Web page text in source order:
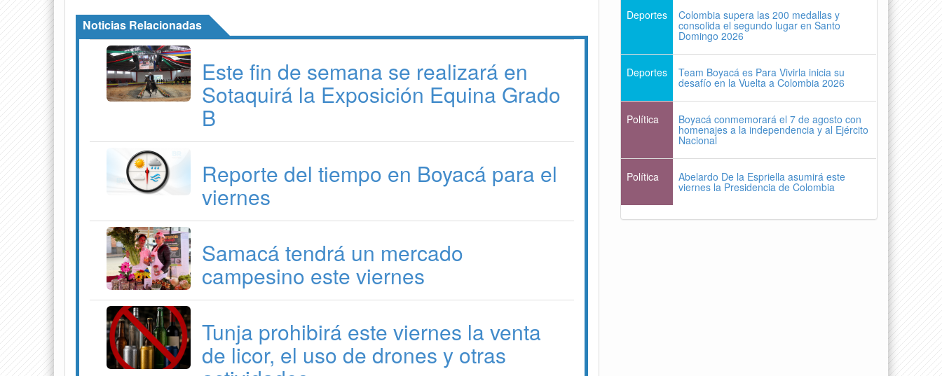
Noticias Relacionadas
Este fin de semana se realizará en
Sotaquirá la Exposición Equina Grado
B
Reporte del tiempo en Boyacá para el
viernes
Samacá tendrá un mercado
campesino este viernes
Tunja prohibirá este viernes la venta
de licor, el uso de drones y otras
Deportes Colombia supera las 200 medallas y
consolida el segundo lugar en Santo
Domingo 2026
Deportes Team Boyacá es Para Vivirla inicia su
desafío en la Vuelta a Colombia 2026
Política Boyacá conmemorará el 7 de agosto con
homenajes a la independencia y al Ejército
Nacional
Política Abelardo De la Espriella asumirá este
viernes la Presidencia de Colombia